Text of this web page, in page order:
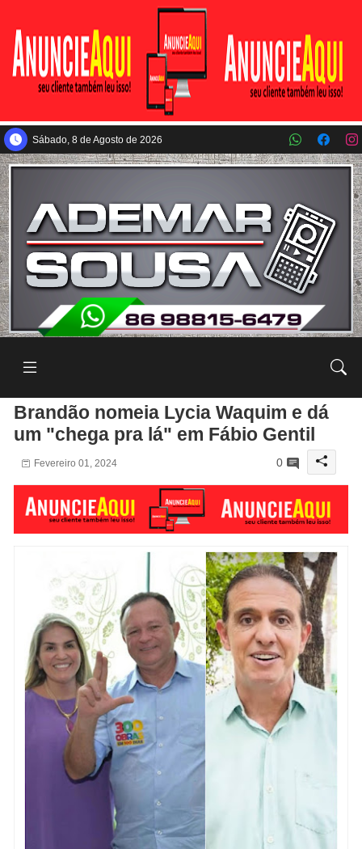
Pular para o conteúdo principal
Sábado, 8 de Agosto de 2026
Brandão nomeia Lycia Waquim e dá
um "chega pra lá" em Fábio Gentil
Fevereiro 01, 2024 0